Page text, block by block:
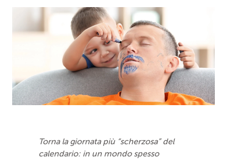
Torna la giornata più “scherzosa” del
calendario: in un mondo spesso